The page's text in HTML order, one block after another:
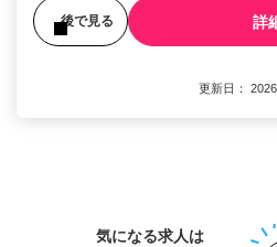
後で見る 詳
更新日：
気になる求人は